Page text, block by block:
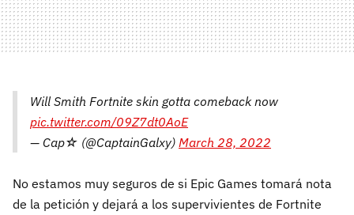
Will Smith Fortnite skin gotta comeback now
pic.twitter.com/09Z7dt0AoE
— Cap☆ (@CaptainGalxy) March 28, 2022
No estamos muy seguros de si Epic Games tomará nota
de la petición y dejará a los supervivientes de Fortnite